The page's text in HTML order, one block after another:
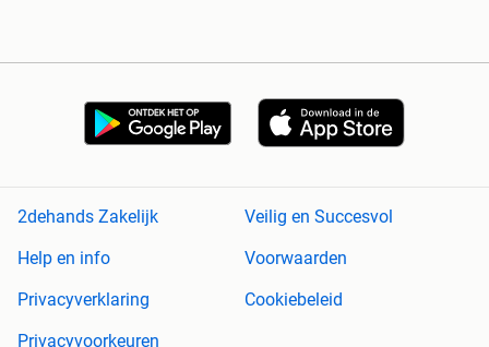
2dehands Zakelijk
Veilig en Succesvol
Help en info
Voorwaarden
Privacyverklaring
Cookiebeleid
Privacyvoorkeuren